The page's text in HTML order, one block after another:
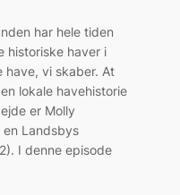
har hele tiden
historiske haver i
have, vi skaber. At
lokale havehistorie
er Molly
Landsbys
I denne episode